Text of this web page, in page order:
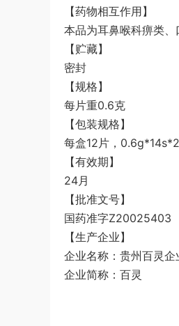
【药物相互作用】
本品为耳鼻喉科痹类、
【贮藏】
密封
【规格】
每片重0.6克
【包装规格】
每盒12片，
【有效期】
24月
【批准文号】
国药准字Z20025403
【生产企业】
企业名称：贵州百灵
企业简称：百灵